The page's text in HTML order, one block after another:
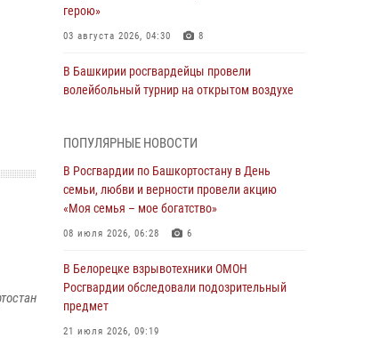
герою»
03 августа 2026, 04:30 8
В Башкирии росгвардейцы провели
волейбольный турнир на открытом воздухе
В Уфе росгвардейцы по горячим следам
задержали подозреваемого в открытом
хищении из аптеки (видео)
03 августа 2026, 04:15 1
комплектования Росгвардии Башкортостана
ответил на вопросы граждан
30 июля 2026, 12:54
ПОПУЛЯРНЫЕ НОВОСТИ
В Росгвардии по Башкортостану в День
семьи, любви и верности провели акцию
«Моя семья – мое богатство»
08 июля 2026, 06:28 6
В Белорецке взрывотехники ОМОН
Росгвардии обследовали подозрительный
предмет
21 июля 2026, 09:19